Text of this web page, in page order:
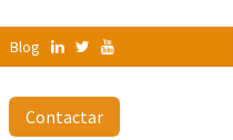
Blog
Contactar